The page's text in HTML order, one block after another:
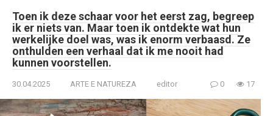
Toen ik deze schaar voor het eerst zag, begreep
ik er niets van. Maar toen ik ontdekte wat hun
werkelijke doel was, was ik enorm verbaasd. Ze
onthulden een verhaal dat ik me nooit had
kunnen voorstellen.
30.04.2025 ARTE E NATUREZA editor 0 17